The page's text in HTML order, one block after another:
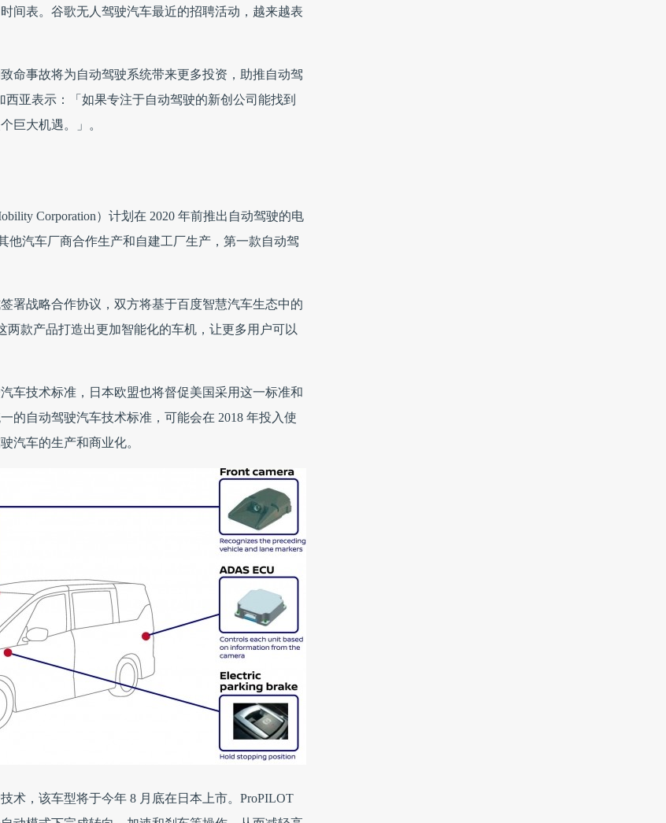
间表。谷歌无人驾驶汽车最近的招聘活动，越来越表
命事故将为自动驾驶系统带来更多投资，助推自动驾
亚表示：「如果专注于自动驾驶的新创公司能找到
巨大机遇。」。
Corporation）计划在 2020 年前推出自动驾驶的电
他汽车厂商合作生产和自建工厂生产，第一款自动驾
署战略合作协议，双方将基于百度智慧汽车生态中的
两款产品打造出更加智能化的车机，让更多用户可以
车技术标准，日本欧盟也将督促美国采用这一标准和
的自动驾驶汽车技术标准，可能会在 2018 年投入使
汽车的生产和商业化。
术，该车型将于今年 8 月底在日本上市。ProPILOT